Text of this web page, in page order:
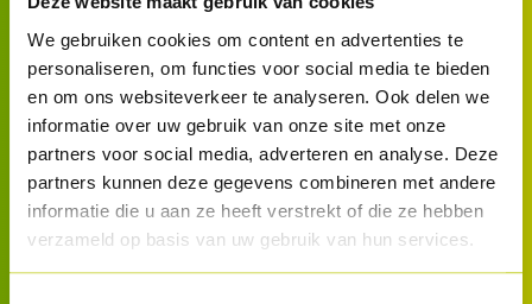
We gebruiken cookies om content en advertenties te
personaliseren, om functies voor social media te bieden
en om ons websiteverkeer te analyseren. Ook delen we
informatie over uw gebruik van onze site met onze
partners voor social media, adverteren en analyse. Deze
partners kunnen deze gegevens combineren met andere
informatie die u aan ze heeft verstrekt of die ze hebben
verzameld op basis van uw gebruik van hun services.
repas sains avec facilité.